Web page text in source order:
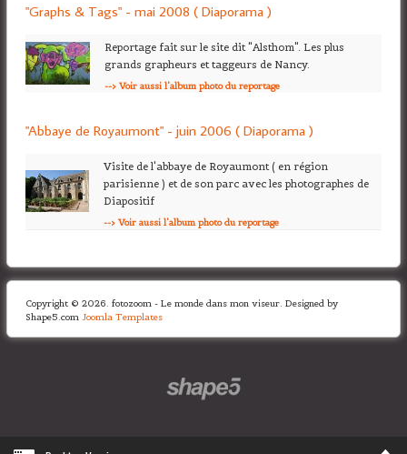
"Graphs & Tags" - mai 2008 ( Diaporama )
Reportage fait sur le site dit "Alsthom". Les plus
grands grapheurs et taggeurs de Nancy.
--> Voir aussi l'album photo du reportage
"Abbaye de Royaumont" - juin 2006 ( Diaporama )
Visite de l'abbaye de Royaumont ( en région
parisienne ) et de son parc avec les photographes de
Diapositif
--> Voir aussi l'album photo du reportage
Copyright © 2026. fotozoom - Le monde dans mon viseur. Designed by
Shape5.com Joomla Templates